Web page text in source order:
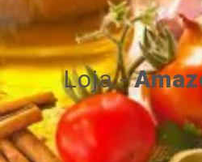
Loja -